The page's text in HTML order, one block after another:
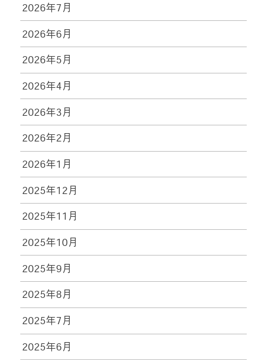
2026年7月
2026年6月
2026年5月
2026年4月
2026年3月
2026年2月
2026年1月
2025年12月
2025年11月
2025年10月
2025年9月
2025年8月
2025年7月
2025年6月